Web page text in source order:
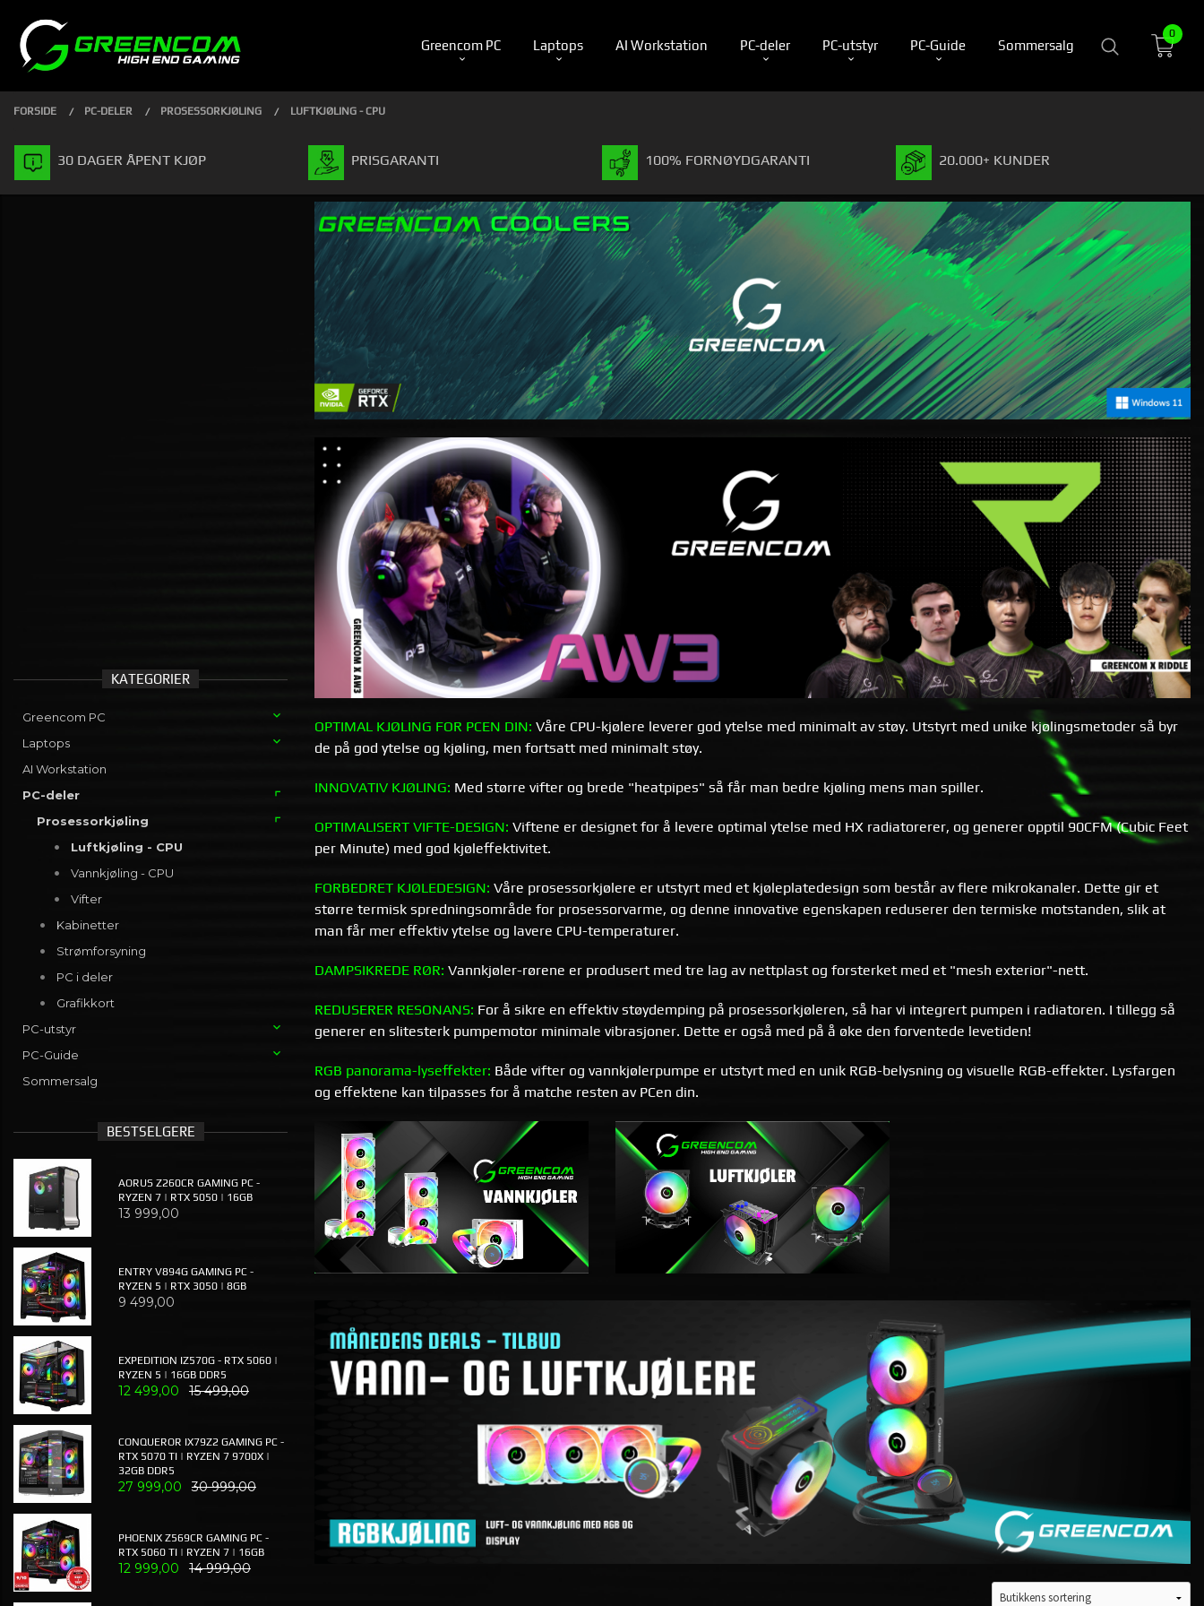
innholdet
PRODUKTER
Greencom PC Laptops AI Workstation PC-deler PC-utstyr PC-Guide Sommersalg
0
FORSIDE PC-DELER PROSESSORKJØLING LUFTKJØLING - CPU
30 DAGER ÅPENT KJØP PRISGARANTI 100% FORNØYDGARANTI 20.000+ KUNDER
OPTIMAL KJØLING FOR PCEN DIN: Våre CPU-kjølere leverer god ytelse med minimalt av støy. Utstyrt med unike kjølingsmetoder så byr
de på god ytelse og kjøling, men fortsatt med minimalt støy.
INNOVATIV KJØLING: Med større vifter og brede "heatpipes" så får man bedre kjøling mens man spiller.
OPTIMALISERT VIFTE-DESIGN: Viftene er designet for å levere optimal ytelse med HX radiatorerer, og generer opptil 90CFM (Cubic Feet
per Minute) med god kjøleffektivitet.
FORBEDRET KJØLEDESIGN: Våre prosessorkjølere er utstyrt med et kjøleplatedesign som består av flere mikrokanaler. Dette gir et
større termisk spredningsområde for prosessorvarme, og denne innovative egenskapen reduserer den termiske motstanden, slik at
man får mer effektiv ytelse og lavere CPU-temperaturer.
DAMPSIKREDE RØR: Vannkjøler-rørene er produsert med tre lag av nettplast og forsterket med et "mesh exterior"-nett.
REDUSERER RESONANS: For å sikre en effektiv støydemping på prosessorkjøleren, så har vi integrert pumpen i radiatoren. I tillegg så
generer en slitesterk pumpemotor minimale vibrasjoner. Dette er også med på å øke den forventede levetiden!
RGB panorama-lyseffekter: Både vifter og vannkjølerpumpe er utstyrt med en unik RGB-belysning og visuelle RGB-effekter. Lysfargen
og effektene kan tilpasses for å matche resten av PCen din.
KATEGORIER
Greencom PC
Laptops
AI Workstation
PC-deler
Prosessorkjøling
Luftkjøling - CPU
Vannkjøling - CPU
Vifter
Kabinetter
Strømforsyning
PC i deler
Grafikkort
PC-utstyr
PC-Guide
Sommersalg
BESTSELGERE
AORUS Z260CR GAMING PC -
RYZEN 7 | RTX 5050 | 16GB
13 999,00
ENTRY V894G GAMING PC -
RYZEN 5 | RTX 3050 | 8GB
9 499,00
EXPEDITION IZ570G - RTX 5060 |
RYZEN 5 | 16GB DDR5
12 499,00 15 499,00
CONQUEROR IX79Z2 GAMING PC -
RTX 5070 TI | RYZEN 7 9700X |
32GB DDR5
27 999,00 30 999,00
PHOENIX Z569CR GAMING PC -
RTX 5060 TI | RYZEN 7 | 16GB
12 999,00 14 999,00